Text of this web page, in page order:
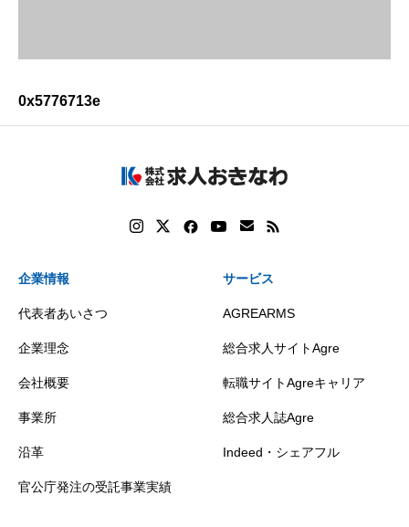
0x5776713e
企業情報
代表者あいさつ
企業理念
会社概要
事業所
沿革
官公庁発注の受託事業実績
サービス
AGREARMS
総合求人サイトAgre
転職サイトAgreキャリア
総合求人誌Agre
Indeed・シェアフル